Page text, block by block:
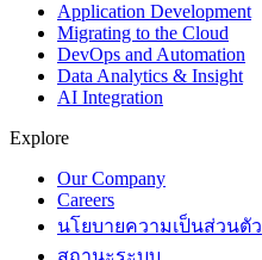
Application Development
Migrating to the Cloud
DevOps and Automation
Data Analytics & Insight
AI Integration
Explore
Our Company
Careers
นโยบายความเป็นส่วนตัว
สถานะระบบ